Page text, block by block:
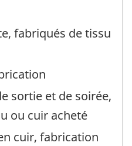
fabriqués de tissu
sortie et de soirée,
ou cuir acheté
cuir, fabrication